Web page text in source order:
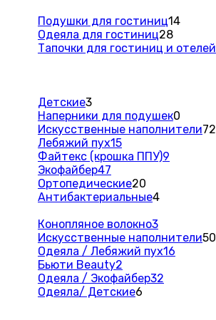
Подушки для гостиниц14
Одеяла для гостиниц28
Тапочки для гостиниц и отелей
Детские3
Наперники для подушек0
Искусственные наполнители72
Лебяжий пух15
Файтекс (крошка ППУ)9
Экофайбер47
Ортопедические20
Антибактериальные4
Конопляное волокно3
Искусственные наполнители50
Одеяла / Лебяжий пух16
Бьюти Beauty2
Одеяла / Экофайбер32
Одеяла/ Детские6